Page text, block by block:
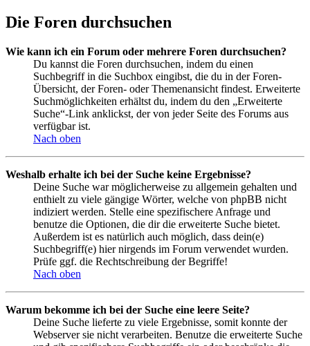
Die Foren durchsuchen
Wie kann ich ein Forum oder mehrere Foren durchsuchen?
Du kannst die Foren durchsuchen, indem du einen
Suchbegriff in die Suchbox eingibst, die du in der Foren-
Übersicht, der Foren- oder Themenansicht findest. Erweiterte
Suchmöglichkeiten erhältst du, indem du den „Erweiterte
Suche“-Link anklickst, der von jeder Seite des Forums aus
verfügbar ist.
Nach oben
Weshalb erhalte ich bei der Suche keine Ergebnisse?
Deine Suche war möglicherweise zu allgemein gehalten und
enthielt zu viele gängige Wörter, welche von phpBB nicht
indiziert werden. Stelle eine spezifischere Anfrage und
benutze die Optionen, die dir die erweiterte Suche bietet.
Außerdem ist es natürlich auch möglich, dass dein(e)
Suchbegriff(e) hier nirgends im Forum verwendet wurden.
Prüfe ggf. die Rechtschreibung der Begriffe!
Nach oben
Warum bekomme ich bei der Suche eine leere Seite?
Deine Suche lieferte zu viele Ergebnisse, somit konnte der
Webserver sie nicht verarbeiten. Benutze die erweiterte Suche